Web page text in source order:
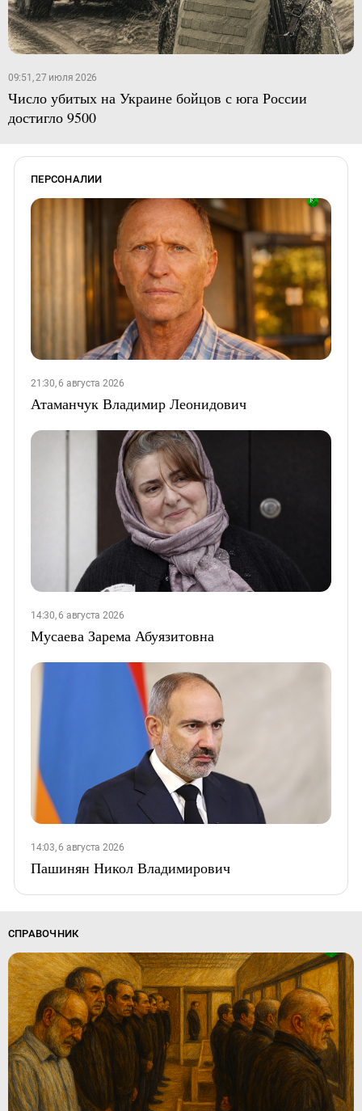
09:51, 27 июля 2026
Число убитых на Украине бойцов с юга России
достигло 9500
ПЕРСОНАЛИИ
21:30, 6 августа 2026
Атаманчук Владимир Леонидович
14:30, 6 августа 2026
Мусаева Зарема Абуязитовна
14:03, 6 августа 2026
Пашинян Никол Владимирович
СПРАВОЧНИК